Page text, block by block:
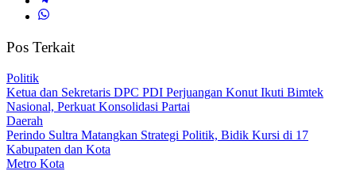
Pos Terkait
Politik
Ketua dan Sekretaris DPC PDI Perjuangan Konut Ikuti Bimtek
Nasional, Perkuat Konsolidasi Partai
Daerah
Perindo Sultra Matangkan Strategi Politik, Bidik Kursi di 17
Kabupaten dan Kota
Metro Kota